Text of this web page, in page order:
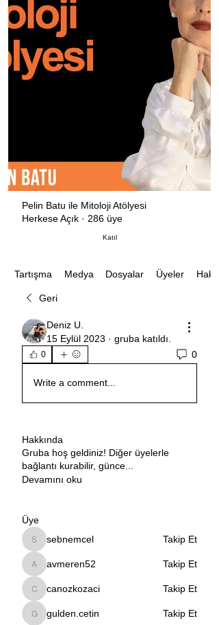
Pelin Batu ile Mitoloji Atölyesi
Herkese Açık · 286 üye
Katıl
Tartışma Medya Dosyalar Üyeler
Geri
Deniz U.
15 Eylül 2023 · gruba katıldı.
0 0
Write a comment...
Hakkında
Gruba hoş geldiniz! Diğer üyelerle
bağlantı kurabilir, günce
Devamını oku
Üye
sebnemcel
sebnemcel Takip Et
avmeren52
avmeren52 Takip Et
canozkozaci
canozkozaci Takip Et
gulden.cetin
gulden.cetin Takip Et